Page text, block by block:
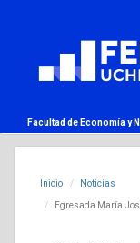
Facultad de Economía y
Inicio Noticias
Egresada María